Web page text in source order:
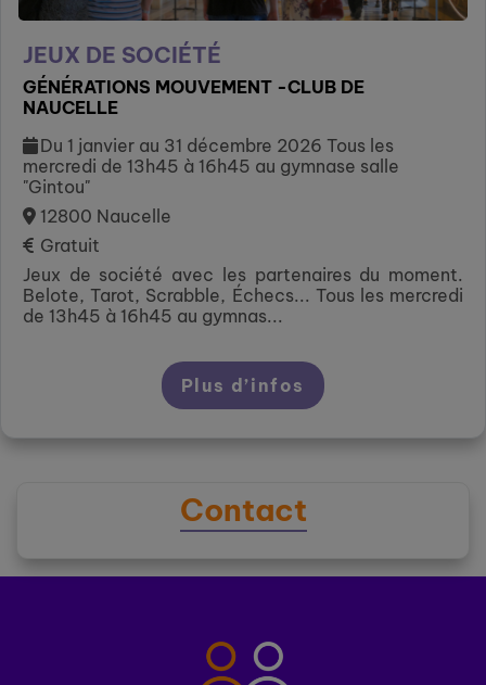
JEUX DE SOCIÉTÉ
GÉNÉRATIONS MOUVEMENT -CLUB DE
NAUCELLE
Du 1 janvier au 31 décembre 2026 Tous les
mercredi de 13h45 à 16h45 au gymnase salle
"Gintou"
12800 Naucelle
Gratuit
Jeux de société avec les partenaires du moment.
Belote, Tarot, Scrabble, Échecs... Tous les mercredi
de 13h45 à 16h45 au gymnas...
Plus d’infos
Contact